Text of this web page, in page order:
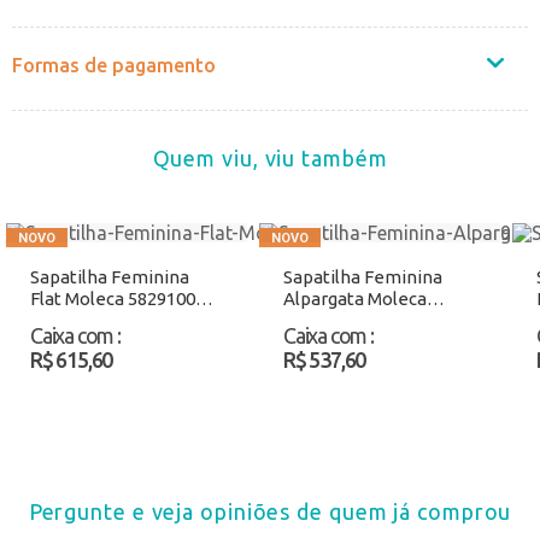
Formas de pagamento
Quem viu, viu também
Sapatilha Feminina
Flat Moleca 5829100
Caixa com :
R$ 615,60
Sapatilha Feminina
Alpargata Moleca
Atacado
Caixa com :
R$ 537,60
Pergunte e veja opiniões de quem já comprou